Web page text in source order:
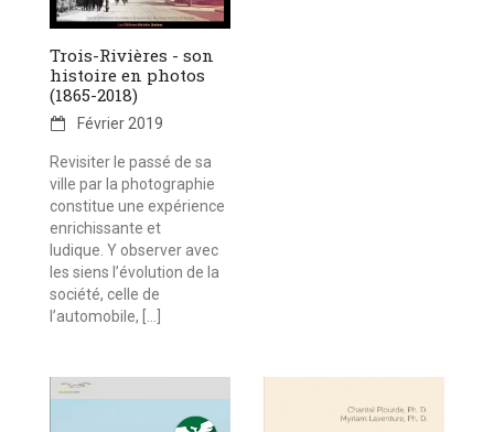
Trois-Rivières - son
histoire en photos
(1865-2018)
Février 2019
Revisiter le passé de sa
ville par la photographie
constitue une expérience
enrichissante et
ludique. Y observer avec
les siens l’évolution de la
société, celle de
l’automobile, […]